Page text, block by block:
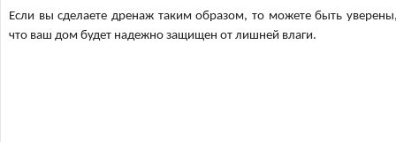
Если вы сделаете дренаж таким образом, то можете быть
что ваш дом будет надежно защищен от лишней влаги.